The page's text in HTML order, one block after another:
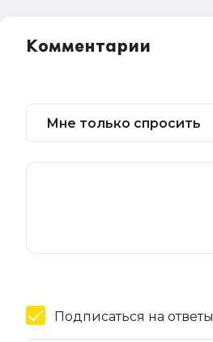
Комментарии
Подписаться на ответы